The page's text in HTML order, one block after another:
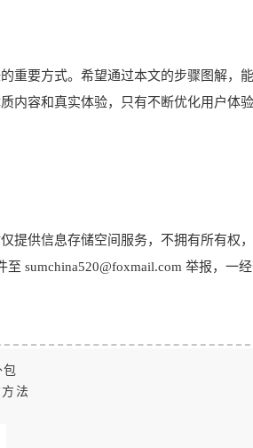
重要方式。希望通过本文的步骤图解，
内容和真实体验，只有不断优化用户体
提供信息存储空间服务，不拥有所有权
sumchina520@foxmail.com 举报，一
法